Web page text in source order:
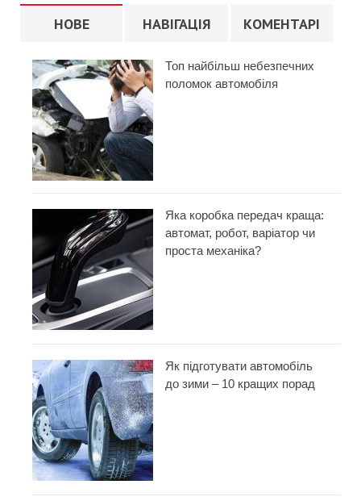
НОВЕ НАВІГАЦІЯ КОМЕНТАРІ
Топ найбільш небезпечних
поломок автомобіля
Яка коробка передач краща:
автомат, робот, варіатор чи
проста механіка?
Як підготувати автомобіль
до зими – 10 кращих порад